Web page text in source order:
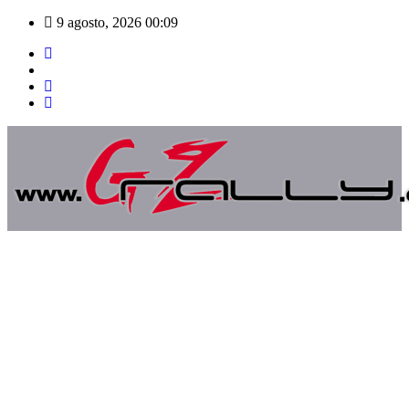
Saltar
contenido
9 agosto, 2026 00:09